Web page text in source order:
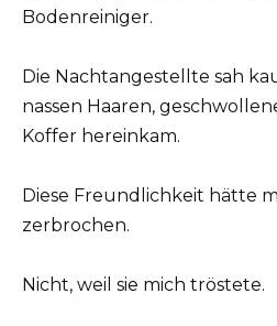
Bodenreiniger.
Die Nachtangestellte sah
nassen Haaren,
Koffer hereinkam.
Diese Freundlichkeit hätte
zerbrochen.
Nicht, weil sie mich tröstete.